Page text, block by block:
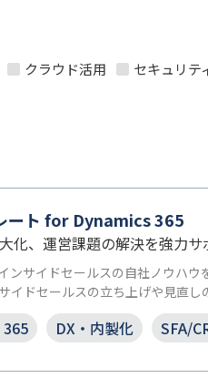
クラウド活用 セキュリテ
ート for Dynamics 365
化、運営課題の解決を強力サ
サイドセールスの自社ノウハ
イドセールスの立ち上げや見直し
DX・内製化 SFA/